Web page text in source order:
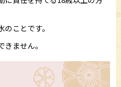
ことです。
ません。